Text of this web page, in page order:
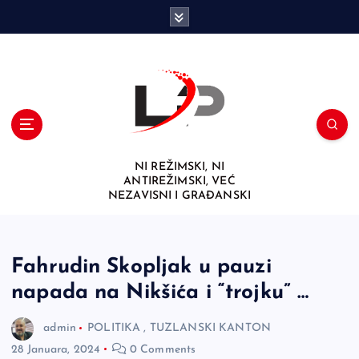
NI REŽIMSKI, NI
ANTIREŽIMSKI, VEĆ
NEZAVISNI I GRAĐANSKI
Fahrudin Skopljak u pauzi
napada na Nikšića i “trojku” …
admin POLITIKA , TUZLANSKI KANTON
28 Januara, 2024
0 Comments